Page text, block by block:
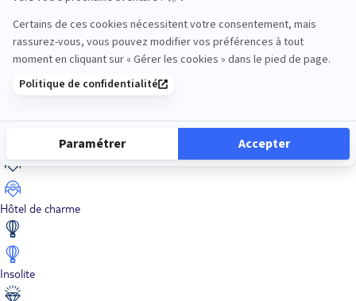
Ethique
Hôtel de charme
Insolite